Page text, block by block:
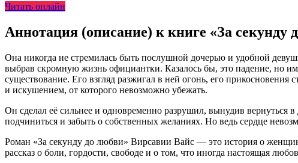
Читать онлайн
Аннотация (описание) к книге «За секунду
Она никогда не стремилась быть послушной дочерью и удобной
выбрав скромную жизнь официантки. Казалось бы, это падение, но
существование. Его взгляд разжигал в ней огонь, его
и искушением, от которого невозможно убежать.
Он сделал её сильнее и одновременно разрушил, вынудив вернуться
подчиниться и забыть о собственных желаниях. Но ведь сердце
Роман «За секунду до любви» Вирсавии Вайс — это история о
рассказ о боли, гордости, свободе и о том, что иногда настоящая